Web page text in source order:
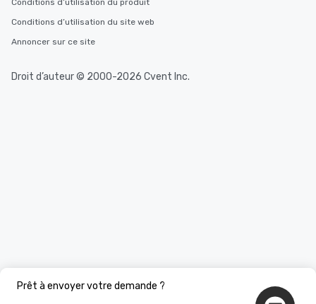
Prêt à envoyer votre demande ?
Conditions d’utilisation du produit
Conditions d’utilisation du site web
Annoncer sur ce site
Droit d’auteur © 2000-2026 Cvent Inc.